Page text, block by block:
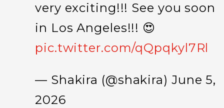
very exciting!!! See you soon
in Los Angeles!!! 😍
pic.twitter.com/qQpqkyl7Rl
— Shakira (@shakira) June 5,
2026